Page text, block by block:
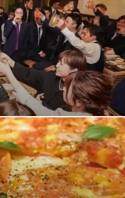
な日にはとっておきのサプラ
てお祝い用のケーキ4号サイ
提供タイミングやちょっとし
ト致しますので、お気軽に
をお願い致します。
ミライザカ
歩5分
っていて少人数利用に。デ
夜カフェ仕様でゆったり寛